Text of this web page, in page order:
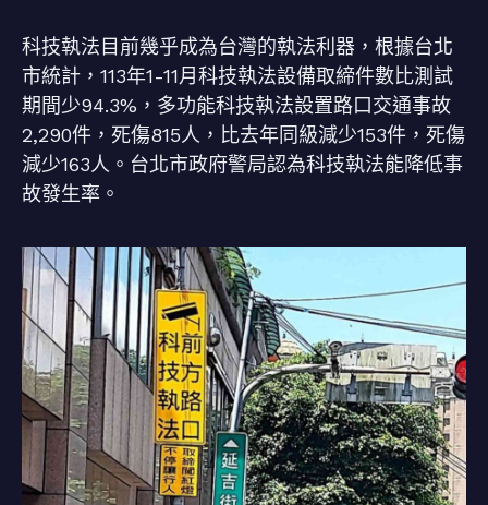
科技執法目前幾乎成為台灣的執法利器，根據台北
市統計，113年1-11月科技執法設備取締件數比測試
期間少94.3%，多功能科技執法設置路口交通事故
2,290件，死傷815人，比去年同級減少153件，死傷
減少163人。台北市政府警局認為科技執法能降低事
故發生率。